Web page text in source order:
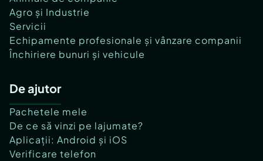
Agro și Industrie
Servicii
Echipamente profesionale și vânzare companii
Închiriere bunuri și vehicule
De ajutor
Pachetele mele
De ce să vinzi pe lajumate?
Aplicații: Android și iOS
Verificare telefon